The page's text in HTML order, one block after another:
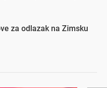
za odlazak na Zimsku